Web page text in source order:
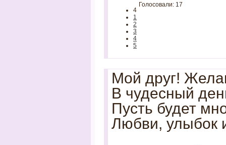
4
1
2
3
4
5
Голосовали: 17
Мой друг!
В чудесный
Пусть будет
Любви, улыбок